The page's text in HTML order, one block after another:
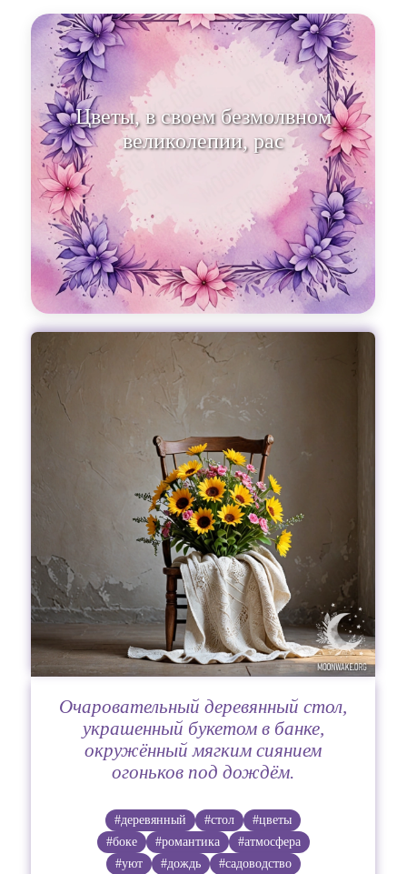
Цветы, в своем безмолвном
великолепии, раскрывают тайны
Очаровательный деревянный стол,
украшенный букетом в банке,
окружённый мягким сиянием
огоньков под дождём.
#деревянный #стол
#цветы
#боке
#романтика
#атмосфера
#уют
#дождь #садоводство